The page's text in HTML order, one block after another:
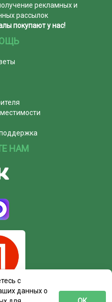
рекламных и
рассылок
покупают у нас!
НАМ
с
данных о